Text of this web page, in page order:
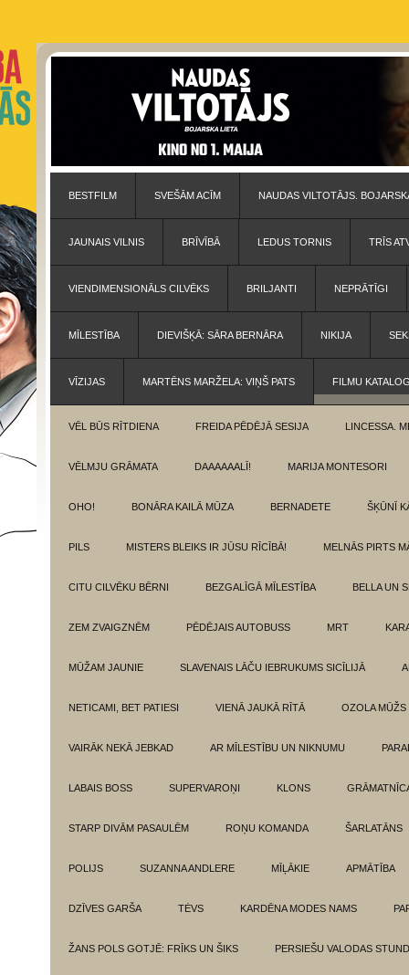
BESTFILM SVEŠĀM ACĪM NAUDAS VILTOTĀJS.
JAUNAIS VILNIS BRĪVĪBĀ LEDUS TORNIS TRĪS
VIENDIMENSIONĀLS CILVĒKS BRILJANTI NEPRĀTĪGI
MĪLESTĪBA DIEVIŠĶĀ: SĀRA BERNĀRA NIKIJA
VĪZIJAS MARTĒNS MARŽELA: VIŅŠ PATS FILMU
VĒL BŪS RĪTDIENA FREIDA PĒDĒJĀ SESIJA LINCESSA.
VĒLMJU GRĀMATA DAAAAAALĪ! MARIJA MONTESORI
OHO! BONĀRA KAILĀ MŪZA BERNADETE ŠĶŪNĪ
PILS MISTERS BLEIKS IR JŪSU RĪCĪBĀ! MELNĀS PIRTS
CITU CILVĒKU BĒRNI BEZGALĪGĀ MĪLESTĪBA BELLA UN
ZEM ZVAIGZNĒM PĒDĒJAIS AUTOBUSS MRT
MŪŽAM JAUNIE SLAVENAIS LĀČU IEBRUKUMS SICĪLIJĀ
NETICAMI, BET PATIESI VIENĀ JAUKĀ RĪTĀ OZOLA MŪŽS
VAIRĀK NEKĀ JEBKAD AR MĪLESTĪBU UN NIKNUMU
LABAIS BOSS SUPERVAROŅI KLONS
STARP DIVĀM PASAULĒM ROŅU KOMANDA ŠARLATĀNS
POLIJS SUZANNA ANDLERE MĪĻĀKIE APMĀTĪBA
DZĪVES GARŠA TĖVS KARDĒNA MODES NAMS
ŽANS POLS GOTJĒ: FRĪKS UN ŠIKS PERSIEŠU VALODAS